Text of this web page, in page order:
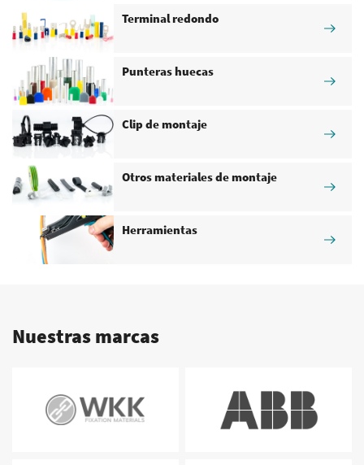
Terminal redondo
Punteras huecas
Clip de montaje
Otros materiales de montaje
Herramientas
Nuestras marcas